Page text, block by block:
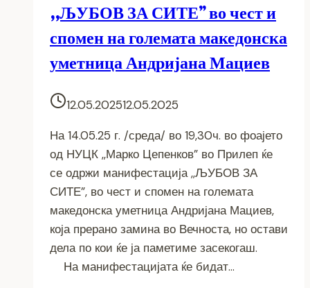
,,ЉУБОВ ЗА СИТЕ” во чест и
спомен на големата македонска
уметница Андријана Мациев
12.05.202512.05.2025
На 14.05.25 г. /среда/ во 19,30ч. во фоајето
од НУЦК ,,Марко Цепенков” во Прилеп ќе
се одржи манифестација ,,ЉУБОВ ЗА
СИТЕ”, во чест и спомен на големата
македонска уметница Андријана Мациев,
која прерано замина во Вечноста, но остави
дела по кои ќе ја паметиме засекогаш.
На манифестацијата ќе бидат…